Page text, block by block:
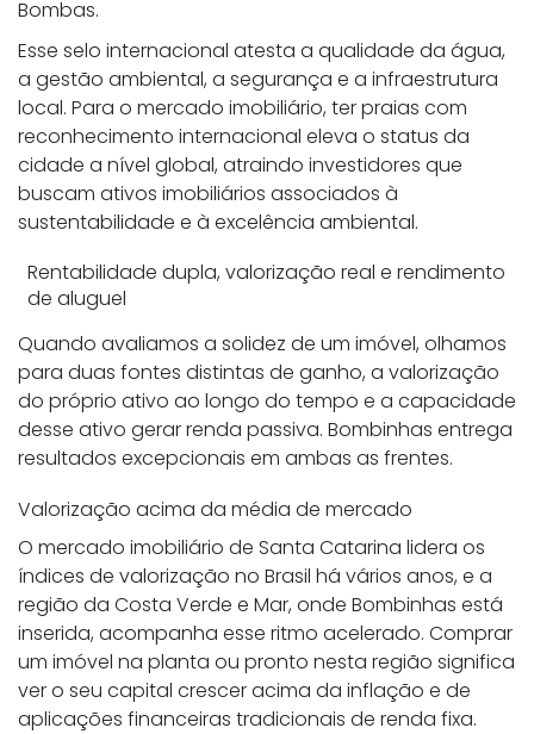
Bombas.
Esse selo internacional atesta a qualidade da água,
a gestão ambiental, a segurança e a infraestrutura
local. Para o mercado imobiliário, ter praias com
reconhecimento internacional eleva o status da
cidade a nível global, atraindo investidores que
buscam ativos imobiliários associados à
sustentabilidade e à excelência ambiental.
Rentabilidade dupla, valorização real e rendimento
de aluguel
Quando avaliamos a solidez de um imóvel, olhamos
para duas fontes distintas de ganho, a valorização
do próprio ativo ao longo do tempo e a capacidade
desse ativo gerar renda passiva. Bombinhas entrega
resultados excepcionais em ambas as frentes.
Valorização acima da média de mercado
O mercado imobiliário de Santa Catarina lidera os
índices de valorização no Brasil há vários anos, e a
região da Costa Verde e Mar, onde Bombinhas está
inserida, acompanha esse ritmo acelerado. Comprar
um imóvel na planta ou pronto nesta região significa
ver o seu capital crescer acima da inflação e de
aplicações financeiras tradicionais de renda fixa.